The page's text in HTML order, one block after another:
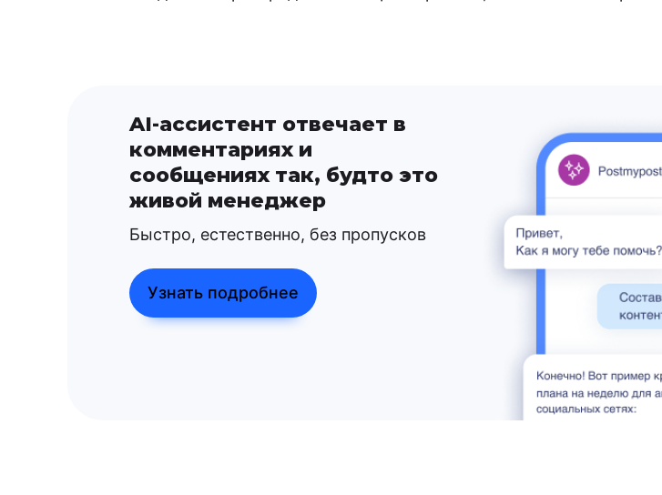
AI-ассистент отвечает в
комментариях и
сообщениях так, будто это
живой менеджер
Быстро, естественно, без пропусков
Узнать подробнее